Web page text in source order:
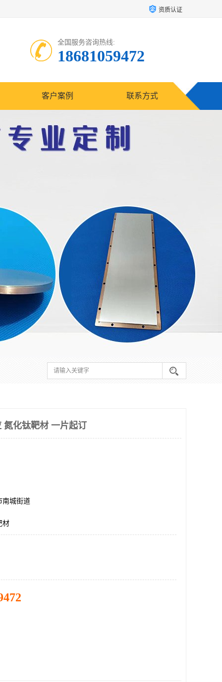
资质认证
全国服务咨询热线:
18681059472
客户案例 联系方式
氮化钛靶材 一片起订
南城街道
材